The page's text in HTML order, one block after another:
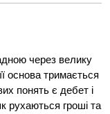
через велику
основа тримається
понять є дебет і
рухаються гроші та